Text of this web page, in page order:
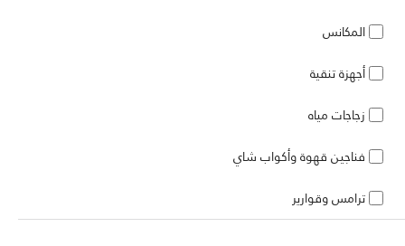
المكانس
أجهزة تنقية
زجاجات مياه
فناجين قهوة وأكواب شاي
ترامس وقوارير